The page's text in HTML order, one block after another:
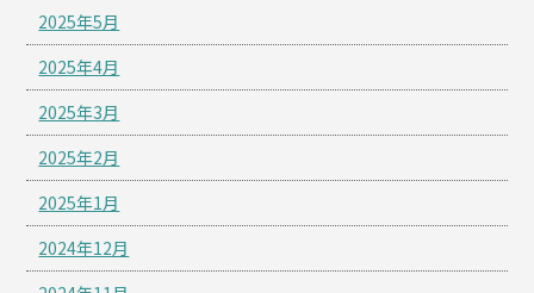
2025年5月
2025年4月
2025年3月
2025年2月
2025年1月
2024年12月